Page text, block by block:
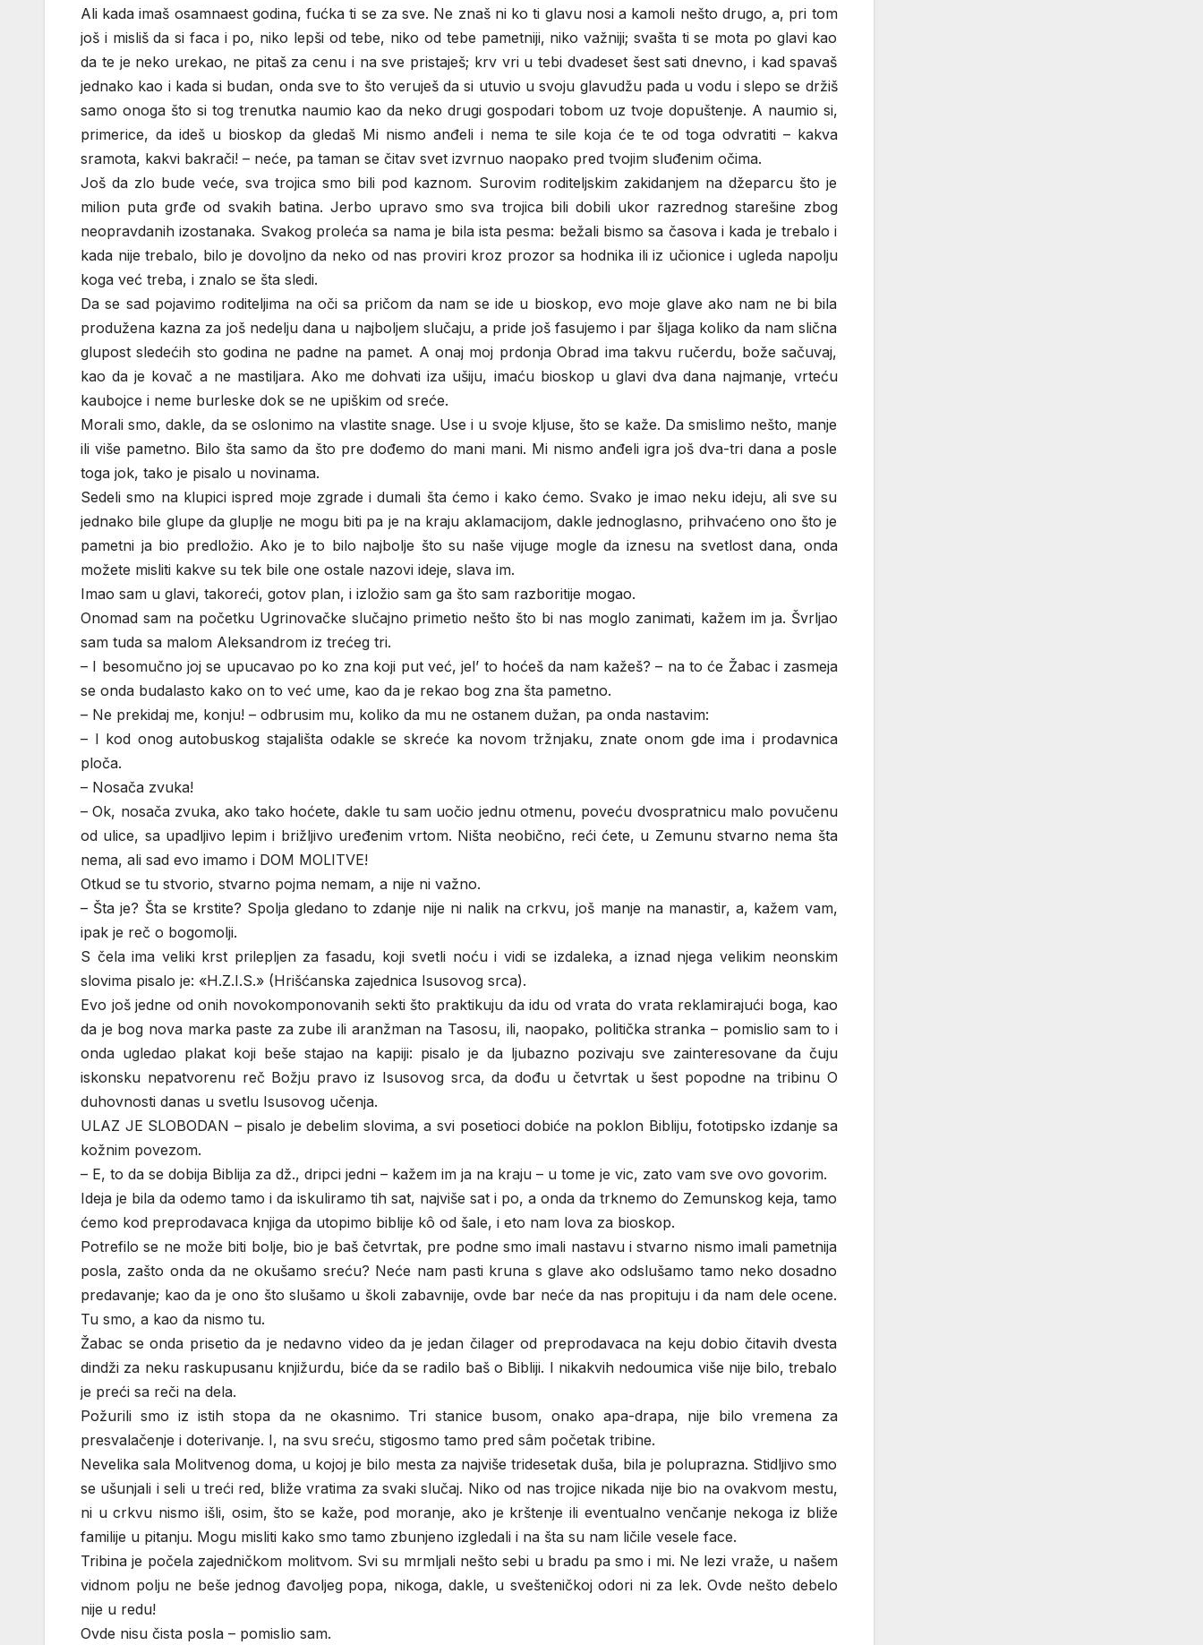
Ali kada imaš osamnaest godina, fućka ti se za sve. Ne znaš ni ko ti glavu nosi a kamoli nešto drugo, a, pri tom
još i misliš da si faca i po, niko lepši od tebe, niko od tebe pametniji, niko važniji; svašta ti se mota po glavi kao
da te je neko urekao, ne pitaš za cenu i na sve pristaješ; krv vri u tebi dvadeset šest sati dnevno, i kad spavaš
jednako kao i kada si budan, onda sve to što veruješ da si utuvio u svoju glavudžu pada u vodu i slepo se držiš
samo onoga što si tog trenutka naumio kao da neko drugi gospodari tobom uz tvoje dopuštenje. A naumio si,
primerice, da ideš u bioskop da gledaš Mi nismo anđeli i nema te sile koja će te od toga odvratiti – kakva
sramota, kakvi bakrači! – neće, pa taman se čitav svet izvrnuo naopako pred tvojim sluđenim očima.
Još da zlo bude veće, sva trojica smo bili pod kaznom. Surovim roditeljskim zakidanjem na džeparcu što je
milion puta grđe od svakih batina. Jerbo upravo smo sva trojica bili dobili ukor razrednog starešine zbog
neopravdanih izostanaka. Svakog proleća sa nama je bila ista pesma: bežali bismo sa časova i kada je trebalo i
kada nije trebalo, bilo je dovoljno da neko od nas proviri kroz prozor sa hodnika ili iz učionice i ugleda napolju
koga već treba, i znalo se šta sledi.
Da se sad pojavimo roditeljima na oči sa pričom da nam se ide u bioskop, evo moje glave ako nam ne bi bila
produžena kazna za još nedelju dana u najboljem slučaju, a pride još fasujemo i par šljaga koliko da nam slična
glupost sledećih sto godina ne padne na pamet. A onaj moj prdonja Obrad ima takvu ručerdu, bože sačuvaj,
kao da je kovač a ne mastiljara. Ako me dohvati iza ušiju, imaću bioskop u glavi dva dana najmanje, vrteću
kaubojce i neme burleske dok se ne upiškim od sreće.
Morali smo, dakle, da se oslonimo na vlastite snage. Use i u svoje kljuse, što se kaže. Da smislimo nešto, manje
ili više pametno. Bilo šta samo da što pre dođemo do mani mani. Mi nismo anđeli igra još dva-tri dana a posle
toga jok, tako je pisalo u novinama.
Sedeli smo na klupici ispred moje zgrade i dumali šta ćemo i kako ćemo. Svako je imao neku ideju, ali sve su
jednako bile glupe da gluplje ne mogu biti pa je na kraju aklamacijom, dakle jednoglasno, prihvaćeno ono što je
pametni ja bio predložio. Ako je to bilo najbolje što su naše vijuge mogle da iznesu na svetlost dana, onda
možete misliti kakve su tek bile one ostale nazovi ideje, slava im.
Imao sam u glavi, takoreći, gotov plan, i izložio sam ga što sam razboritije mogao.
Onomad sam na početku Ugrinovačke slučajno primetio nešto što bi nas moglo zanimati, kažem im ja. Švrljao
sam tuda sa malom Aleksandrom iz trećeg tri.
– I besomučno joj se upucavao po ko zna koji put već, jel’ to hoćeš da nam kažeš? – na to će Žabac i zasmeja
se onda budalasto kako on to već ume, kao da je rekao bog zna šta pametno.
– Ne prekidaj me, konju! – odbrusim mu, koliko da mu ne ostanem dužan, pa onda nastavim:
– I kod onog autobuskog stajališta odakle se skreće ka novom tržnjaku, znate onom gde ima i prodavnica
ploča.
– Nosača zvuka!
– Ok, nosača zvuka, ako tako hoćete, dakle tu sam uočio jednu otmenu, poveću dvospratnicu malo povučenu
od ulice, sa upadljivo lepim i brižljivo uređenim vrtom. Ništa neobično, reći ćete, u Zemunu stvarno nema šta
nema, ali sad evo imamo i DOM MOLITVE!
Otkud se tu stvorio, stvarno pojma nemam, a nije ni važno.
– Šta je? Šta se krstite? Spolja gledano to zdanje nije ni nalik na crkvu, još manje na manastir, a, kažem vam,
ipak je reč o bogomolji.
S čela ima veliki krst prilepljen za fasadu, koji svetli noću i vidi se izdaleka, a iznad njega velikim neonskim
slovima pisalo je: «H.Z.I.S.» (Hrišćanska zajednica Isusovog srca).
Evo još jedne od onih novokomponovanih sekti što praktikuju da idu od vrata do vrata reklamirajući boga, kao
da je bog nova marka paste za zube ili aranžman na Tasosu, ili, naopako, politička stranka – pomislio sam to i
onda ugledao plakat koji beše stajao na kapiji: pisalo je da ljubazno pozivaju sve zainteresovane da čuju
iskonsku nepatvorenu reč Božju pravo iz Isusovog srca, da dođu u četvrtak u šest popodne na tribinu O
duhovnosti danas u svetlu Isusovog učenja.
ULAZ JE SLOBODAN – pisalo je debelim slovima, a svi posetioci dobiće na poklon Bibliju, fototipsko izdanje sa
kožnim povezom.
– E, to da se dobija Biblija za dž., dripci jedni – kažem im ja na kraju – u tome je vic, zato vam sve ovo govorim.
Ideja je bila da odemo tamo i da iskuliramo tih sat, najviše sat i po, a onda da trknemo do Zemunskog keja, tamo
ćemo kod preprodavaca knjiga da utopimo biblije kô od šale, i eto nam lova za bioskop.
Potrefilo se ne može biti bolje, bio je baš četvrtak, pre podne smo imali nastavu i stvarno nismo imali pametnija
posla, zašto onda da ne okušamo sreću? Neće nam pasti kruna s glave ako odslušamo tamo neko dosadno
predavanje; kao da je ono što slušamo u školi zabavnije, ovde bar neće da nas propituju i da nam dele ocene.
Tu smo, a kao da nismo tu.
Žabac se onda prisetio da je nedavno video da je jedan čilager od preprodavaca na keju dobio čitavih dvesta
dindži za neku raskupusanu knjižurdu, biće da se radilo baš o Bibliji. I nikakvih nedoumica više nije bilo, trebalo
je preći sa reči na dela.
Požurili smo iz istih stopa da ne okasnimo. Tri stanice busom, onako apa-drapa, nije bilo vremena za
presvalačenje i doterivanje. I, na svu sreću, stigosmo tamo pred sâm početak tribine.
Nevelika sala Molitvenog doma, u kojoj je bilo mesta za najviše tridesetak duša, bila je poluprazna. Stidljivo smo
se ušunjali i seli u treći red, bliže vratima za svaki slučaj. Niko od nas trojice nikada nije bio na ovakvom mestu,
ni u crkvu nismo išli, osim, što se kaže, pod moranje, ako je krštenje ili eventualno venčanje nekoga iz bliže
familije u pitanju. Mogu misliti kako smo tamo zbunjeno izgledali i na šta su nam ličile vesele face.
Tribina je počela zajedničkom molitvom. Svi su mrmljali nešto sebi u bradu pa smo i mi. Ne lezi vraže, u našem
vidnom polju ne beše jednog đavoljeg popa, nikoga, dakle, u svešteničkoj odori ni za lek. Ovde nešto debelo
nije u redu!
Ovde nisu čista posla – pomislio sam.